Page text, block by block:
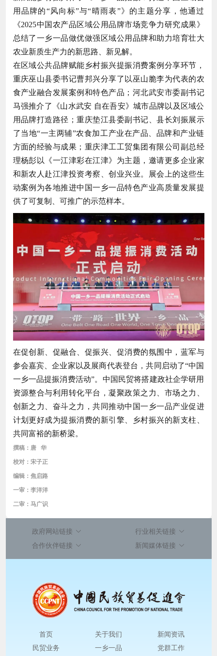
用品牌的“风向标”与“晴雨表”》的主题分享，他通过
《2025中国农产品区域公用品牌市场竞争力研究成果》
总结了一乡一品做优做强区域公用品牌和助力培育壮大
农业新质生产力的新思路、新见解。
在区域公共品牌赋能乡村振兴提振消费案例分享环节，
重庆巫山县委书记曹邦兴分享了以巫山脆李为代表的农
食产业融合发展案例和特色产品；河北武安市委副书记
马强推介了《山水武安 自在吾安》城市品牌以及区域公
用品牌打造路径；重庆垫江县委副书记、县长刘振展示
了当地“一主两辅”农食加工产业在产品、品牌和产业链
方面的经验与成果；重庆津工工贸集团有限公司副总经
理杨彭以《一江津彩在江津》为主题，邀请更多企业家
和新农人赴江津投资考察、创业兴业。展会上的这些生
动案例为各地推进中国一乡一品特色产业高质量发展提
供了可复制、可推广的示范样本。
在促创新、促融合、促振兴、促消费的氛围中，蓝军与
参会嘉宾、企业家以及展商代表登台，共同启动了“中国
一乡一品提振消费活动”。中国民贸将搭建政社企学研用
资源整合与利用转化平台，凝聚政策之力、市场之力、
创新之力、奋斗之力，共同推动中国一乡一品产业促进
计划更好成为提振消费的新引擎、乡村振兴的新支柱、
共同富裕的新桥梁。
撰稿：唐 华
校对：宋子正
编辑：焦启路
一审：李洋洋
二审：马广识
政府网站链接
行业相关链接
合作伙伴链接
新闻媒体链接
首页 关于我们
新闻资讯
民贸业务
一乡一品 党群工作